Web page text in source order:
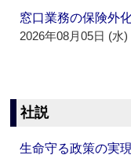
窓口業務の保険外
2026年08月05日 (水)
社説
生命守る政策の実